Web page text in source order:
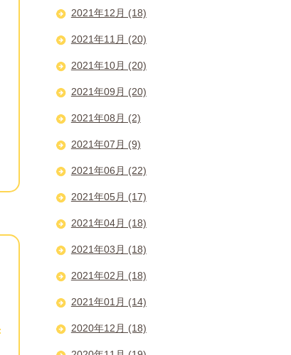
2021年12月 (18)
2021年11月 (20)
2021年10月 (20)
2021年09月 (20)
2021年08月 (2)
2021年07月 (9)
2021年06月 (22)
2021年05月 (17)
2021年04月 (18)
2021年03月 (18)
2021年02月 (18)
2021年01月 (14)
2020年12月 (18)